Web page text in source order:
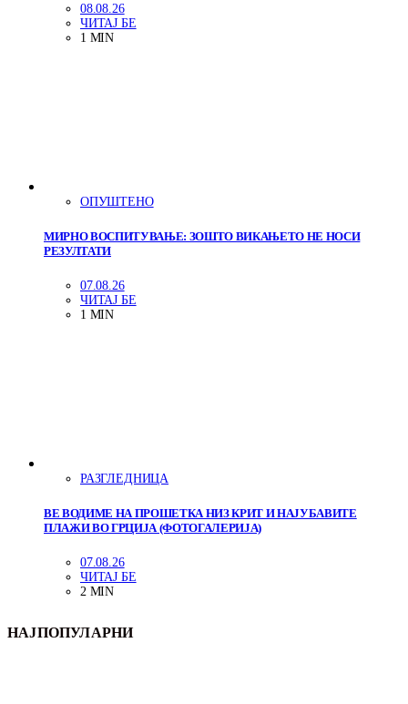
08.08.26
ЧИТАЈ БЕ
1 MIN
ОПУШТЕНО
МИРНО ВОСПИТУВАЊЕ: ЗОШТО ВИКАЊЕТО НЕ НОСИ
РЕЗУЛТАТИ
07.08.26
ЧИТАЈ БЕ
1 MIN
РАЗГЛЕДНИЦА
ВЕ ВОДИМЕ НА ПРОШЕТКА НИЗ КРИТ И НАЈУБАВИТЕ
ПЛАЖИ ВО ГРЦИЈА (ФОТОГАЛЕРИЈА)
07.08.26
ЧИТАЈ БЕ
2 MIN
НАЈПОПУЛАРНИ